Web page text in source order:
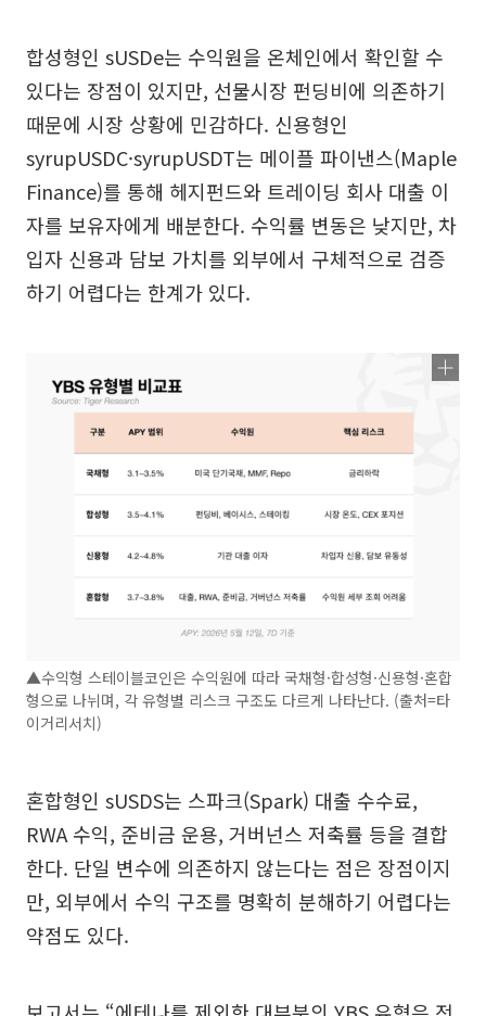
합성형인 sUSDe는 수익원을 온체인에서 확인할 수
있다는 장점이 있지만, 선물시장 펀딩비에 의존하기
때문에 시장 상황에 민감하다. 신용형인
syrupUSDC·syrupUSDT는 메이플 파이낸스(Maple
Finance)를 통해 헤지펀드와 트레이딩 회사 대출 이
자를 보유자에게 배분한다. 수익률 변동은 낮지만, 차
입자 신용과 담보 가치를 외부에서 구체적으로 검증
하기 어렵다는 한계가 있다.
▲수익형 스테이블코인은 수익원에 따라 국채형·합성형·신용형·혼합
형으로 나뉘며, 각 유형별 리스크 구조도 다르게 나타난다. (출처=타
이거리서치)
혼합형인 sUSDS는 스파크(Spark) 대출 수수료,
RWA 수익, 준비금 운용, 거버넌스 저축률 등을 결합
한다. 단일 변수에 의존하지 않는다는 점은 장점이지
만, 외부에서 수익 구조를 명확히 분해하기 어렵다는
약점도 있다.